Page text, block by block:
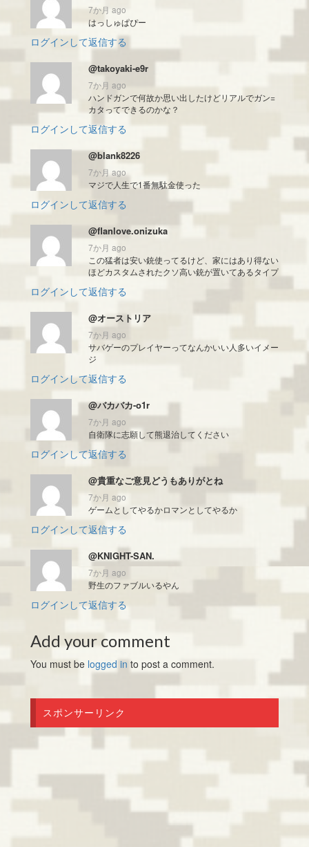
7か月 ago
はっしゅぱぴー
ログインして返信する
@takoyaki-e9r
7か月 ago
ハンドガンで何故か思い出したけどリアルでガン=
カタってできるのかな？
ログインして返信する
@blank8226
7か月 ago
マジで人生で1番無駄金使った
ログインして返信する
@flanlove.onizuka
7か月 ago
この猛者は安い銃使ってるけど、家にはあり得ない
ほどカスタムされたクソ高い銃が置いてあるタイプ
ログインして返信する
@オーストリア
7か月 ago
サバゲーのプレイヤーってなんかいい人多いイメー
ジ
ログインして返信する
@バカバカ-o1r
7か月 ago
自衛隊に志願して熊退治してください
ログインして返信する
@貴重なご意見どうもありがとね
7か月 ago
ゲームとしてやるかロマンとしてやるか
ログインして返信する
@KNIGHT-SAN.
7か月 ago
野生のファブルいるやん
ログインして返信する
Add your comment
You must be logged in to post a comment.
スポンサーリンク